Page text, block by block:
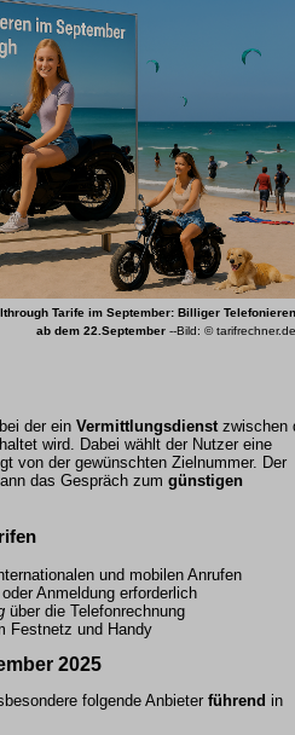
Tarife im September: Billiger Telefonieren
ab dem 22.September --Bild: © tarifrechner.de
der ein Vermittlungsdienstzwischen
wird. Dabei wählt der Nutzer eine
von der gewünschten Zielnummer. Der
das Gespräch zum günstigen
und mobilen Anrufen
oder Anmeldung erforderlich
über die Telefonrechnung
Festnetz und Handy
2025
folgende Anbieter führend in